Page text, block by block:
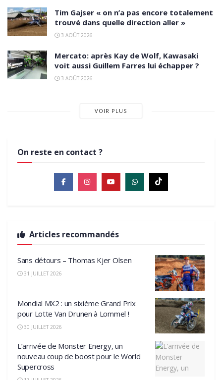
Tim Gajser « on n’a pas encore totalement
trouvé dans quelle direction aller »
3 AOÛT 2026
Mercato: après Kay de Wolf, Kawasaki
voit aussi Guillem Farres lui échapper ?
3 AOÛT 2026
VOIR PLUS
On reste en contact ?
Articles recommandés
Sans détours – Thomas Kjer Olsen
31 JUILLET 2026
Mondial MX2 : un sixième Grand Prix
pour Lotte Van Drunen à Lommel !
30 JUILLET 2026
L’arrivée de Monster Energy, un
nouveau coup de boost pour le World
Supercross